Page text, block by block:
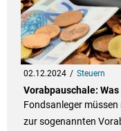
02.12.2024 Steuern
Vorabpauschale:
Fondsanleger
zur sogenannten